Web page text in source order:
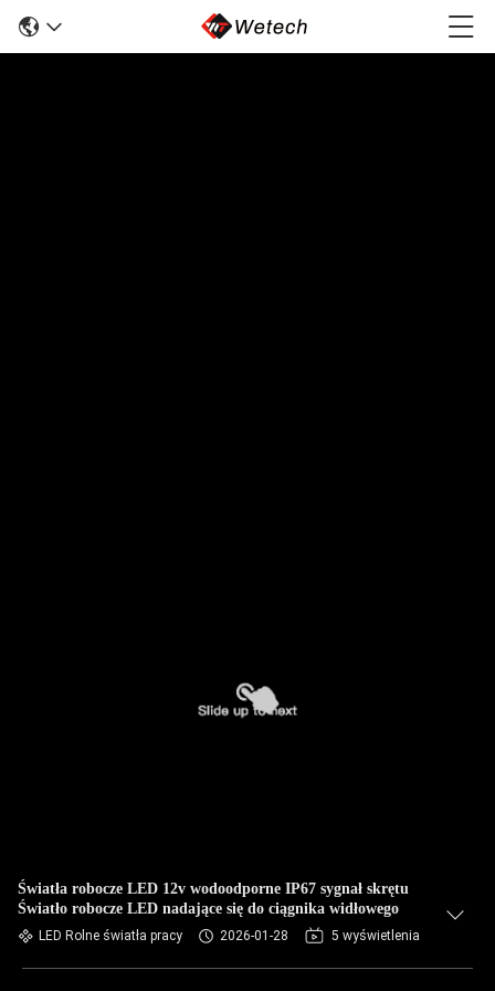
Światła robocze LED 12v wodoodporne IP67 sygnał skrętu
Światło robocze LED nadające się do ciągnika widłowego
LED Rolne światła pracy 2026-01-28 5 wyświetlenia